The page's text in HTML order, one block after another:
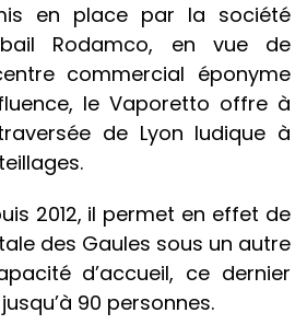
en place par la société
Rodamco, en vue de
commercial éponyme
le Vaporetto offre à
de Lyon ludique à
2012, il permet en effet de
des Gaules sous un autre
d’accueil, ce dernier
90 personnes.